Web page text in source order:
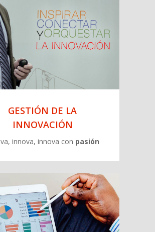
GESTIÓN DE LA
INNOVACIÓN
innova, innova conpasión